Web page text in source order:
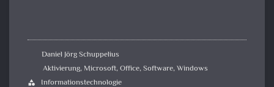
Daniel Jörg Schuppelius
Aktivierung, Microsoft,Office,Software,Windows
category Informationstechnologie